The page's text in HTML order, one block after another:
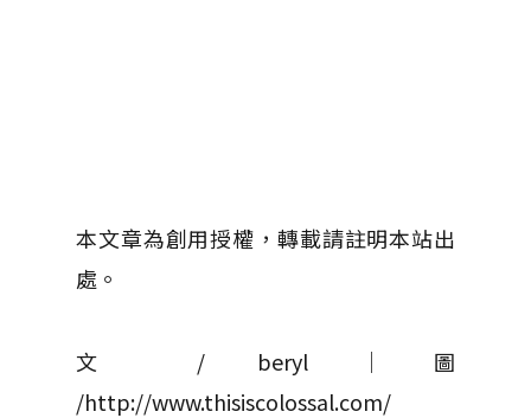
本文章為創用授權，轉載請註明本站出
處。
文 / beryl │ 圖
/http://www.thisiscolossal.com/